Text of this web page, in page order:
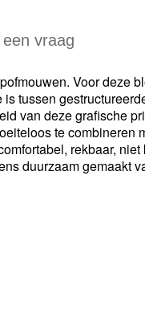
vraag
Voor deze
tussen
van deze grafische
te combineren
rekbaar, niet
duurzaam gemaakt